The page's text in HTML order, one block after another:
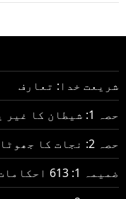
شریعت خدا: تعارف
حصہ 1: شیطان کا غیر یہودیوں کے خلاف عظیم منصوبہ
حصہ 2: نجات کا جھوٹا منصوبہ
ضمیمہ 1: 613 احکامات کا افسانہ